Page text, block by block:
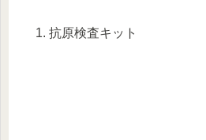
抗原検査キット